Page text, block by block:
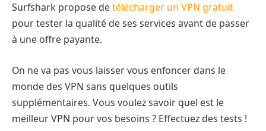
Surfshark propose detélécharger un VPN gratuit
pour tester la qualité de ses services avant de passer
à une offre payante.
On ne va pas vous laisser vous enfoncer dans le
monde des VPN sans quelques outils
supplémentaires. Vous voulez savoir quel est le
meilleur VPN pour vos besoins ? Effectuez des tests !